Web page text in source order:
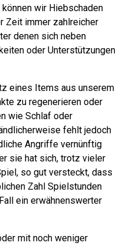
wir Hiebschaden
Zeit immer zahlreicher
denen sich neben
oder Unterstützungen
eines Items aus unserem
zu regenerieren oder
wie Schlaf oder
fehlt jedoch
Angriffe vernünftig
sie hat sich, trotz vieler
so gut versteckt, dass
Zahl Spielstunden
ein erwähnenswerter
mit noch weniger